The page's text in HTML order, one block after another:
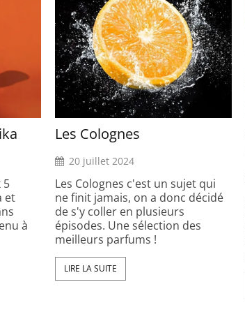
5
et
à
Les Colognes
20 juillet 2024
Les Colognes c'est un sujet qui
ne finit jamais, on a donc décidé
de s'y coller en plusieurs
épisodes. Une sélection des
meilleurs parfums !
LIRE LA SUITE